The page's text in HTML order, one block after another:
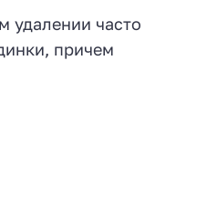
удалении часто
причем